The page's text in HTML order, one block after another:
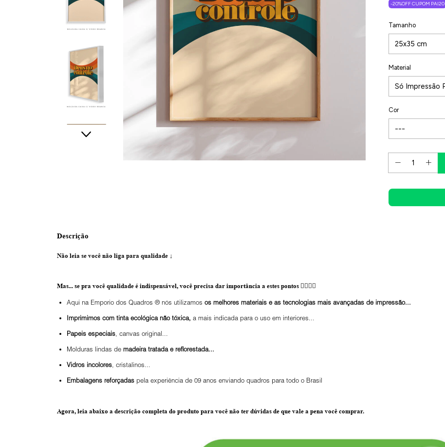
-20%OFF CUPOM PAI20
Tamanho
Material
Cor
Descrição
Não leia se você não liga para qualidade ↓
Mas... se pra você qualidade é indispensável, você precisa dar importância a estes pontos 👇🏼👇🏼
Aqui na Emporio dos Quadros ® nós utilizamos os melhores materiais e as tecnologias mais avançadas de impressão...
Imprimimos com tinta ecológica não tóxica, a mais indicada para o uso em interiores...
Papeis especiais, canvas original...
Molduras lindas de madeira tratada e reflorestada...
Vidros incolores, cristalinos...
Embalagens reforçadas pela experiência de 09 anos enviando quadros para todo o Brasil
Agora, leia abaixo a descrição completa do produto para você não ter dúvidas de que vale a pena você comprar.